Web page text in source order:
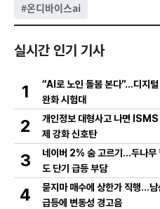
#온디바이스ai
실시간 인기 기사
1
“AI로 노인 돌봄 본다”…디지
완화 시험대
2
개인정보 대형사고 나면
제 강화 신호탄
3
네이버 2% 숨 고르기…두나무
도 단기 급등 부담
4
묻지마 매수에 상한가 직행…
급등에 변동성 경고음